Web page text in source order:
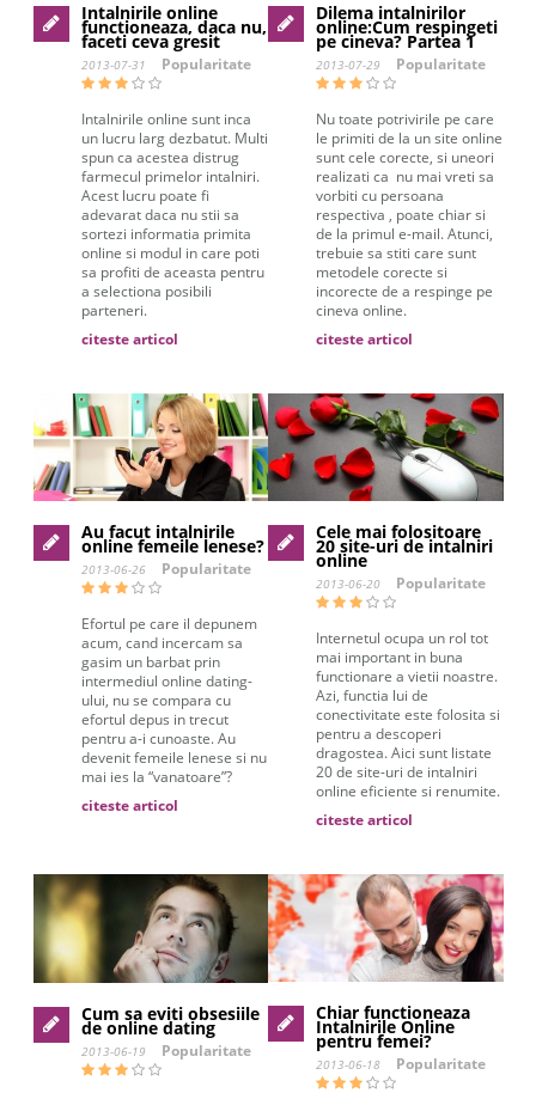
Intalnirile online
functioneaza, daca nu,
faceti ceva gresit
2013-07-31 Popularitate
Intalnirile online sunt inca
un lucru larg dezbatut. Multi
spun ca acestea distrug
farmecul primelor intalniri.
Acest lucru poate fi
adevarat daca nu stii sa
sortezi informatia primita
online si modul in care poti
sa profiti de aceasta pentru
a selectiona posibili
parteneri.
citeste articol
Dilema intalnirilor
online:Cum respingeti
pe cineva? Partea 1
2013-07-29 Popularitate
Nu toate potrivirile pe care
le primiti de la un site online
sunt cele corecte, si uneori
realizati ca nu mai vreti sa
vorbiti cu persoana
respectiva , poate chiar si
de la primul e-mail. Atunci,
trebuie sa stiti care sunt
metodele corecte si
incorecte de a respinge pe
cineva online.
citeste articol
Au facut intalnirile
online femeile lenese?
2013-06-26 Popularitate
Efortul pe care il depunem
acum, cand incercam sa
gasim un barbat prin
intermediul online dating-
ului, nu se compara cu
efortul depus in trecut
pentru a-i cunoaste. Au
devenit femeile lenese si nu
mai ies la “vanatoare”?
citeste articol
Cele mai folositoare
20 site-uri de intalniri
online
2013-06-20 Popularitate
Internetul ocupa un rol tot
mai important in buna
functionare a vietii noastre.
Azi, functia lui de
conectivitate este folosita si
pentru a descoperi
dragostea. Aici sunt listate
20 de site-uri de intalniri
online eficiente si renumite.
citeste articol
Cum sa eviti obsesiile
de online dating
2013-06-19 Popularitate
Chiar functioneaza
Intalnirile Online
pentru femei?
2013-06-18 Popularitate